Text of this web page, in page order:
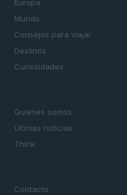
Europa
Mundo
Consejos para viajar
Destinos
Curiosidades
Quienes somos
Últimas noticias
Think
Contacto